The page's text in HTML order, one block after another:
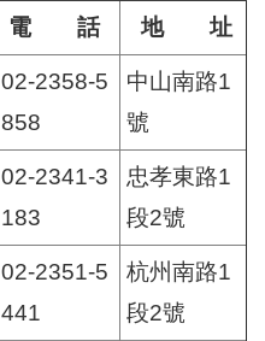
電 話 地 址
02-2358-5
858
中山南路1
號
02-2341-3
183
忠孝東路1
段2號
02-2351-5
441
杭州南路1
段2號